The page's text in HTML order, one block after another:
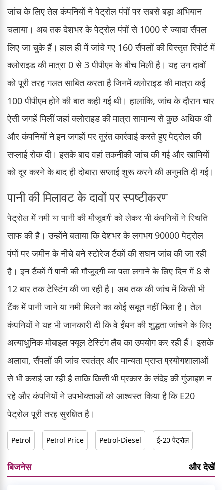
जांच के लिए तेल कंपनियों ने पेट्रोल पंपों पर सबसे बड़ा अभियान
चलाया। अब तक देशभर के पेट्रोल पंपों से 1000 से ज्यादा सैंपल
लिए जा चुके हैं। हाल ही में जांचे गए 160 सैंपलों की विस्तृत रिपोर्ट में
क्लोराइड की मात्रा 0 से 3 पीपीएम के बीच मिली है। यह उन दावों
को पूरी तरह गलत साबित करता है जिनमें क्लोराइड की मात्रा कई
100 पीपीएम होने की बात कही गई थी। हालांकि, जांच के दौरान चार
ऐसी जगहें मिलीं जहां क्लोराइड की मात्रा सामान्य से कुछ अधिक थी
और कंपनियों ने इन जगहों पर तुरंत कार्रवाई करते हुए पेट्रोल की
सप्लाई रोक दी। इसके बाद वहां तकनीकी जांच की गई और खामियों
को दूर करने के बाद ही दोबारा सप्लाई शुरू करने की अनुमति दी गई।
पानी की मिलावट के दावों पर स्पष्टीकरण
पेट्रोल में नमी या पानी की मौजूदगी को लेकर भी कंपनियों ने स्थिति
साफ की है। उन्होंने बताया कि देशभर के लगभग 90000 पेट्रोल
पंपों पर जमीन के नीचे बने स्टोरेज टैंकों की सघन जांच की जा रही
है। इन टैंकों में पानी की मौजूदगी का पता लगाने के लिए दिन में 8 से
12 बार तक टेस्टिंग की जा रही है। अब तक की जांच में किसी भी
टैंक में पानी जाने या नमी मिलने का कोई सबूत नहीं मिला है। तेल
कंपनियों ने यह भी जानकारी दी कि वे ईंधन की शुद्धता जांचने के लिए
अत्याधुनिक मोबाइल फ्यूल टेस्टिंग लैब का उपयोग कर रही हैं। इसके
अलावा, सैंपलों की जांच स्वतंत्र और मान्यता प्राप्त प्रयोगशालाओं
से भी कराई जा रही है ताकि किसी भी प्रकार के संदेह की गुंजाइश न
रहे और कंपनियों ने उपभोक्ताओं को आश्वस्त किया है कि E20
पेट्रोल पूरी तरह सुरक्षित है।
Petrol Petrol Price Petrol-Diesel ई-20 पेट्रोल
बिजनेस और देखें